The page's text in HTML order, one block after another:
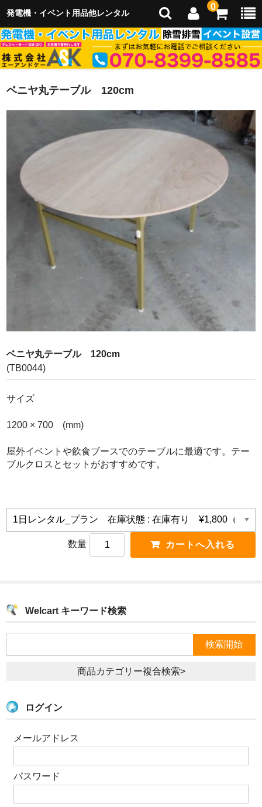
発電機・イベント用品他レンタル
0
ホーム
イベント企画運営
レンタル用品
レンタルご利用のご案内
除雪・雪かき・排雪
ベニヤ丸テーブル 120cm
ベニヤ丸テーブル 120cm
(TB0044)
サイズ
1200 × 700 (mm)
屋外イベントや飲食ブースでのテーブルに最適です。テー
ブルクロスとセットがおすすめです。
数量
Welcart キーワード検索
商品カテゴリー複合検索>
ログイン
メールアドレス
パスワード